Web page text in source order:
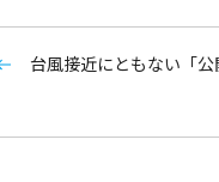
台風接近にともない「公